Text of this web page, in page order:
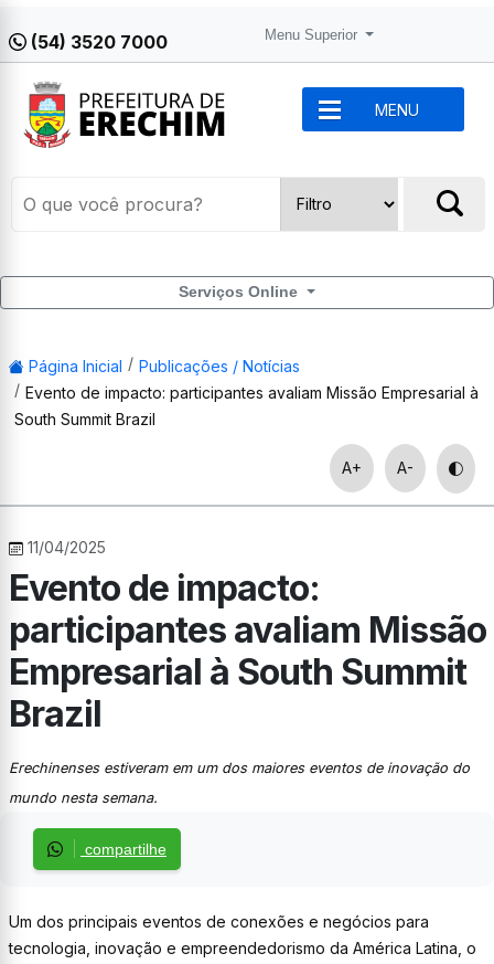
(54) 3520 7000 Menu Superior
MENU
Serviços Online
Página Inicial
Publicações / Notícias
Evento de impacto: participantes avaliam Missão Empresarial à
South Summit Brazil
A+ A-
11/04/2025
Evento de impacto:
participantes avaliam Missão
Empresarial à South Summit
Brazil
Erechinenses estiveram em um dos maiores eventos de inovação do
mundo nesta semana.
compartilhe
Um dos principais eventos de conexões e negócios para
tecnologia, inovação e empreendedorismo da América Latina, o